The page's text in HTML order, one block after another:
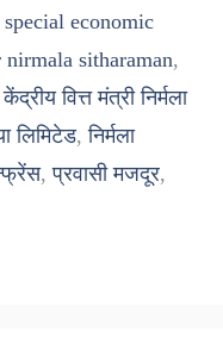
special economic
sitharaman,
केंद्रीय वित्त मंत्री निर्मला
लिमिटेड,निर्मला
,प्रवासी मजदूर,